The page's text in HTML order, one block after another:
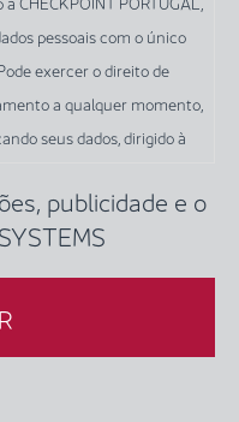
pessoais com o único
exercer o direito de
a qualquer momento,
seus dados, dirigido à
LISBOA, ou por e-mail,
Precisa ser
publicidade e o